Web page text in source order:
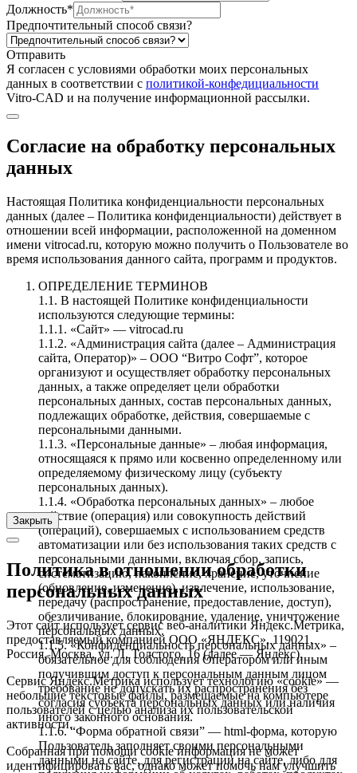
Должность*
Предпочтительный способ связи?
Отправить
Я согласен c условиями обработки моих персональных
данных в соответствии с политикой-конфедициальности
Vitro-CAD и на получение информационной рассылки.
Согласие на обработку персональных
данных
Настоящая Политика конфиденциальности персональных
данных (далее – Политика конфиденциальности) действует в
отношении всей информации, расположенной на доменном
имени vitrocad.ru, которую можно получить о Пользователе во
время использования данного сайта, программ и продуктов.
ОПРЕДЕЛЕНИЕ ТЕРМИНОВ
1.1. В настоящей Политике конфиденциальности
используются следующие термины:
1.1.1. «Сайт» — vitrocad.ru
1.1.2. «Администрация сайта (далее – Администрация
сайта, Оператор)» – ООО “Витро Софт”, которое
организуют и осуществляет обработку персональных
данных, а также определяет цели обработки
персональных данных, состав персональных данных,
подлежащих обработке, действия, совершаемые с
персональными данными.
1.1.3. «Персональные данные» – любая информация,
относящаяся к прямо или косвенно определенному или
определяемому физическому лицу (субъекту
персональных данных).
1.1.4. «Обработка персональных данных» – любое
действие (операция) или совокупность действий
(операций), совершаемых с использованием средств
автоматизации или без использования таких средств с
персональными данными, включая сбор, запись,
систематизацию, накопление, хранение, уточнение
(обновление, изменение), извлечение, использование,
передачу (распространение, предоставление, доступ),
обезличивание, блокирование, удаление, уничтожение
персональных данных.
1.1.5. «Конфиденциальность персональных данных» –
обязательное для соблюдения Оператором или иным
получившим доступ к персональным данным лицом
требование не допускать их распространения без
согласия субъекта персональных данных или наличия
иного законного основания.
1.1.6. “Форма обратной связи” — html-форма, которую
Пользователь заполняет своими персональными
данными на сайте, для регистрации на сайте, либо для
Закрыть
Политика в отношении обработки
персональных данных
Этот сайт использует сервис веб-аналитики Яндекс.Метрика,
предоставляемый компанией ООО «ЯНДЕКС», 119021,
Россия, Москва, ул. Л. Толстого, 16 (далее — Яндекс).
Сервис Яндекс.Метрика использует технологию «cookie» —
небольшие текстовые файлы, размещаемые на компьютере
пользователей с целью анализа их пользовательской
активности.
Собранная при помощи cookie информация не может
идентифицировать вас, однако может помочь нам улучшить